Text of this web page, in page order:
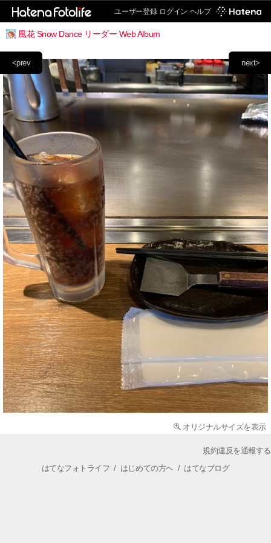
ユーザー登録 ログイン ヘルプ
風花 Snow Dance リーダー Web Album
next>
<prev
オリジナルサイズを表示
規約違反を通報する
はてなフォトライフ / はじめての方へ/ はてなブログ